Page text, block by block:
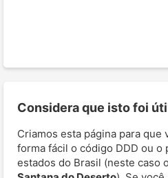
Considera que isto foi
Criamos esta página para que
forma fácil o código DDD ou o
estados do Brasil (neste caso o